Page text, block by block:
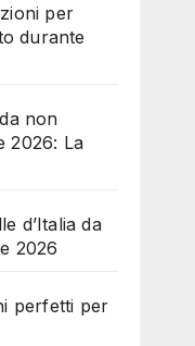
per
durante
non
2026: La
d’Italia da
2026
perfetti per